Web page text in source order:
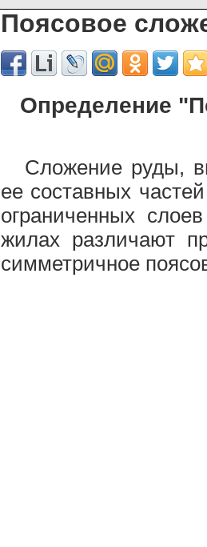
Поясовое
Определение
Сложение руды,
ее составных
ограниченных
жилах различают
симметричное